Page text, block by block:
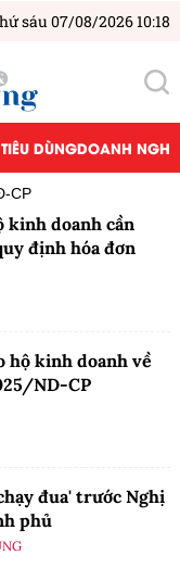
sáu 07/08/2026 10:18
DÙNGDOANH
CP
kinh doanh cần
định hóa đơn
hộ kinh doanh về
ND-CP
đua' trước Nghị
phủ